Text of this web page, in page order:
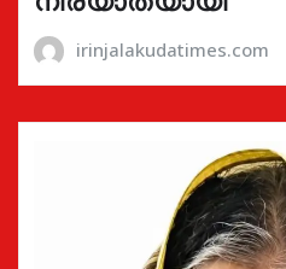
irinjalakudatimes.com